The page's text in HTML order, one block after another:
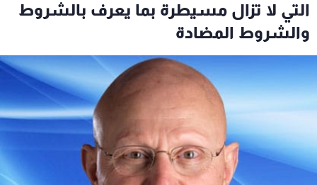
التي لا تزال مسيطرة بما يعرف بالشروط
والشروط المضادة
إقتصاد
منوعات رياضة
كأس العالم
البرامج
جدول البرامج